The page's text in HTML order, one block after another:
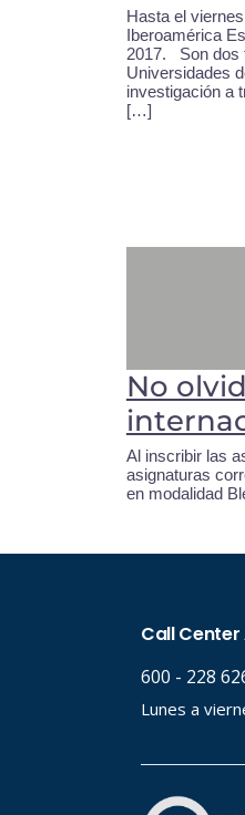
Hasta el
Iberoamérica
2017. Son dos
Universidades
investigación a
[…]
No
Al inscribir las
asignaturas
en modalidad